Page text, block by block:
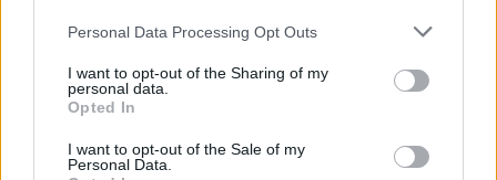
Please note that this website/app uses one or more Google
not limited to your visit or usage behaviour. You may click to
grant or deny consent to Google and its third-party tags to
use your data for below specified purposes in below Google
consent section.
Personal Data Processing Opt Outs
I want to opt-out of the Sharing of my
personal data.
Opted In
I want to opt-out of the Sale of my
Personal Data.
A fiatal férfi várhatóan június 2-án áll újra
bíróság elé, miután tagadta, hogy gyűlölet
motiválta gyilkosságot hajtott volna végre.